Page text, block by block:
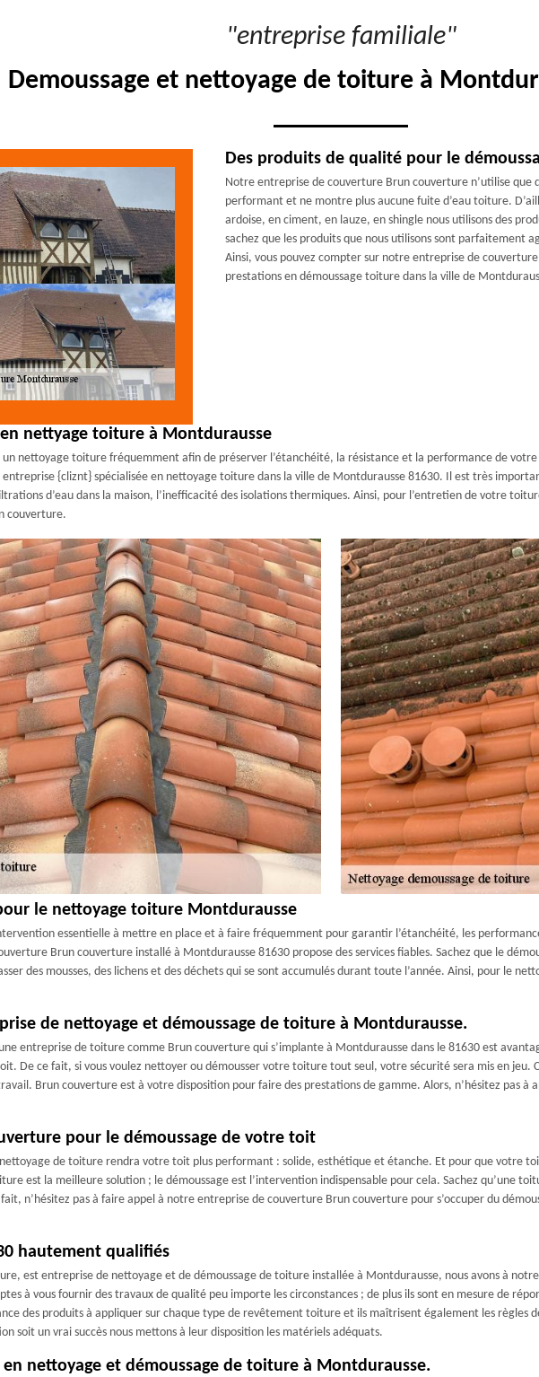
"entreprise familiale"
Demoussage et nettoyage de toiture à
Des produits de qualité pour le
Notre entreprise de couverture Brun couverture n’utilise
performant et ne montre plus aucune fuite d’eau toiture.
ardoise, en ciment, en lauze, en shingle nous utilisons des
sachez que les produits que nous utilisons sont parfaitement
Ainsi, vous pouvez compter sur notre entreprise de
prestations en démoussage toiture dans la ville de
nettyage toiture à Montdurausse
un nettoyage toiture fréquemment afin de préserver l’étanchéité, la résistance et la performance de
{cliznt} spécialisée en nettoyage toiture dans la ville de Montdurausse 81630. Il est très
d’eau dans la maison, l’inefficacité des isolations thermiques. Ainsi, pour l’entretien de votre
couverture.
le nettoyage toiture Montdurausse
essentielle à mettre en place et à faire fréquemment pour garantir l’étanchéité, les
Brun couverture installé à Montdurausse 81630 propose des services fiables. Sachez que le
des mousses, des lichens et des déchets qui se sont accumulés durant toute l’année. Ainsi, pour le
de nettoyage et démoussage de toiture à Montdurausse.
entreprise de toiture comme Brun couverture qui s’implante à Montdurausse dans le 81630 est
De ce fait, si vous voulez nettoyer ou démousser votre toiture tout seul, votre sécurité sera mis en jeu.
Brun couverture est à votre disposition pour faire des prestations de gamme. Alors, n’hésitez pas à
pour le démoussage de votre toit
de toiture rendra votre toit plus performant : solide, esthétique et étanche. Et pour que votre
est la meilleure solution ; le démoussage est l’intervention indispensable pour cela. Sachez qu’une
n’hésitez pas à faire appel à notre entreprise de couverture Brun couverture pour s’occuper du
hautement qualifiés
est entreprise de nettoyage et de démoussage de toiture installée à Montdurausse, nous avons à
à vous fournir des travaux de qualité peu importe les circonstances ; de plus ils sont en mesure de
des produits à appliquer sur chaque type de revêtement toiture et ils maîtrisent également les règles
soit un vrai succès nous mettons à leur disposition les matériels adéquats.
nettoyage et démoussage de toiture à Montdurausse.